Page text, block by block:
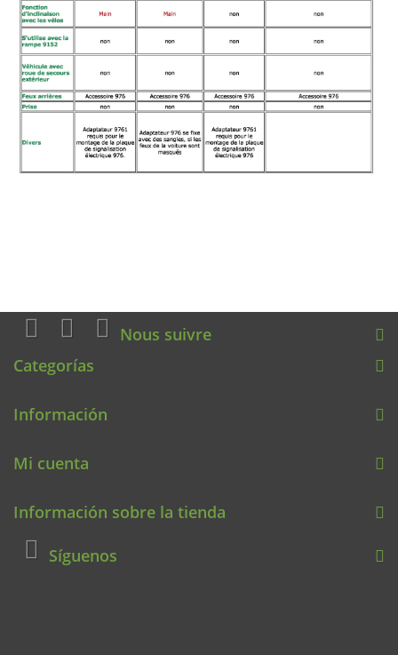
Nous suivre
Categorías
Información
Mi cuenta
Información sobre la tienda
Síguenos